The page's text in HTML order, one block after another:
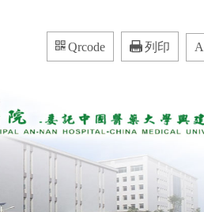
Qrcode 列印